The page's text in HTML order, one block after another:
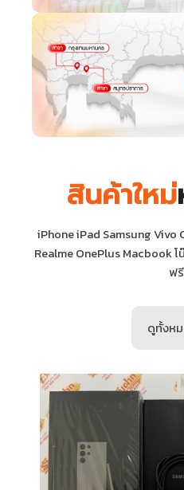
สินค้าใหม่
iPhone iPad Samsung Vivo
Realme OnePlus Macbook
ฟ
ดูทั้งห